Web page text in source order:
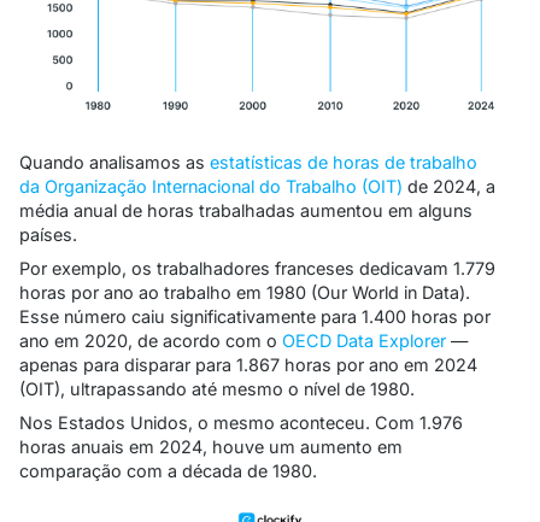
Quando analisamos as estatísticas de horas de trabalho
da Organização Internacional do Trabalho (OIT) de 2024, a
média anual de horas trabalhadas aumentou em alguns
países.
Por exemplo, os trabalhadores franceses dedicavam 1.779
horas por ano ao trabalho em 1980 (Our World in Data).
Esse número caiu significativamente para 1.400 horas por
ano em 2020, de acordo com o OECD Data Explorer —
apenas para disparar para 1.867 horas por ano em 2024
(OIT), ultrapassando até mesmo o nível de 1980.
Nos Estados Unidos, o mesmo aconteceu. Com 1.976
horas anuais em 2024, houve um aumento em
comparação com a década de 1980.